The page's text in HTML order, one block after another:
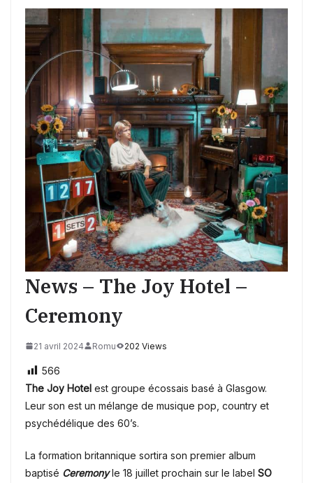
News – The Joy Hotel –
Ceremony
21 avril 2024 Romu 202 Views
566
The Joy Hotel est groupe écossais basé à Glasgow.
Leur son est un mélange de musique pop, country et
psychédélique des 60’s.
La formation britannique sortira son premier album
baptisé Ceremonyle 18 juillet prochain sur le label SO